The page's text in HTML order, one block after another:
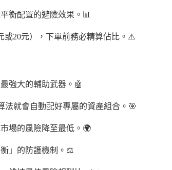
衡配置的避險效果。📊
或20元），下單前務必精算佔比。⚠️
強大的輔助武器。🤖
就會自動配好專屬的資產組合。🎯
場的風險降至最低。🌍
」的防護機制。⚖️